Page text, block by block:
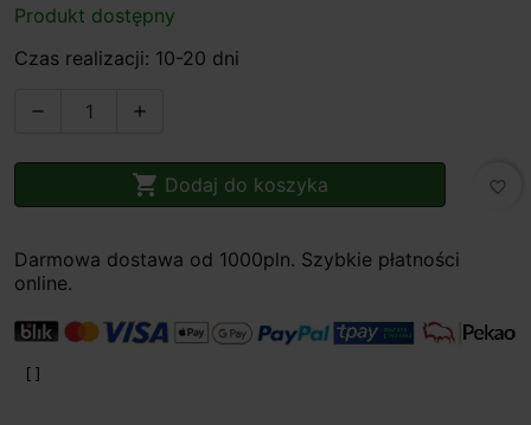
Produkt dostępny
Czas realizacji: 10-20 dni
 
 Dodaj do koszyka favorite_border
Darmowa dostawa od 1000pln. Szybkie płatności
online.